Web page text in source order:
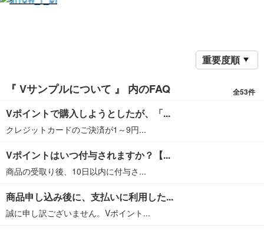
重要度順
『 Vサンプルについて 』 内のFAQ 全53件
Vポイントで購入しようとしたが、「...
クレジットカードのご決済が1～9円...
Vポイントはいつ付与されますか？【...
商品の受取り後、10日以内に付与さ...
商品申し込み後に、支払いに利用した...
誠に申し訳ございません。Vポイント...